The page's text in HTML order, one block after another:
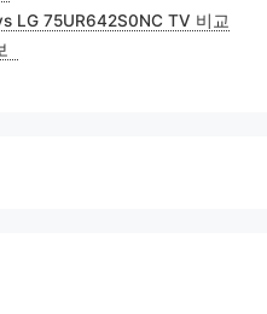
LG 75UR642S0NC TV 비교